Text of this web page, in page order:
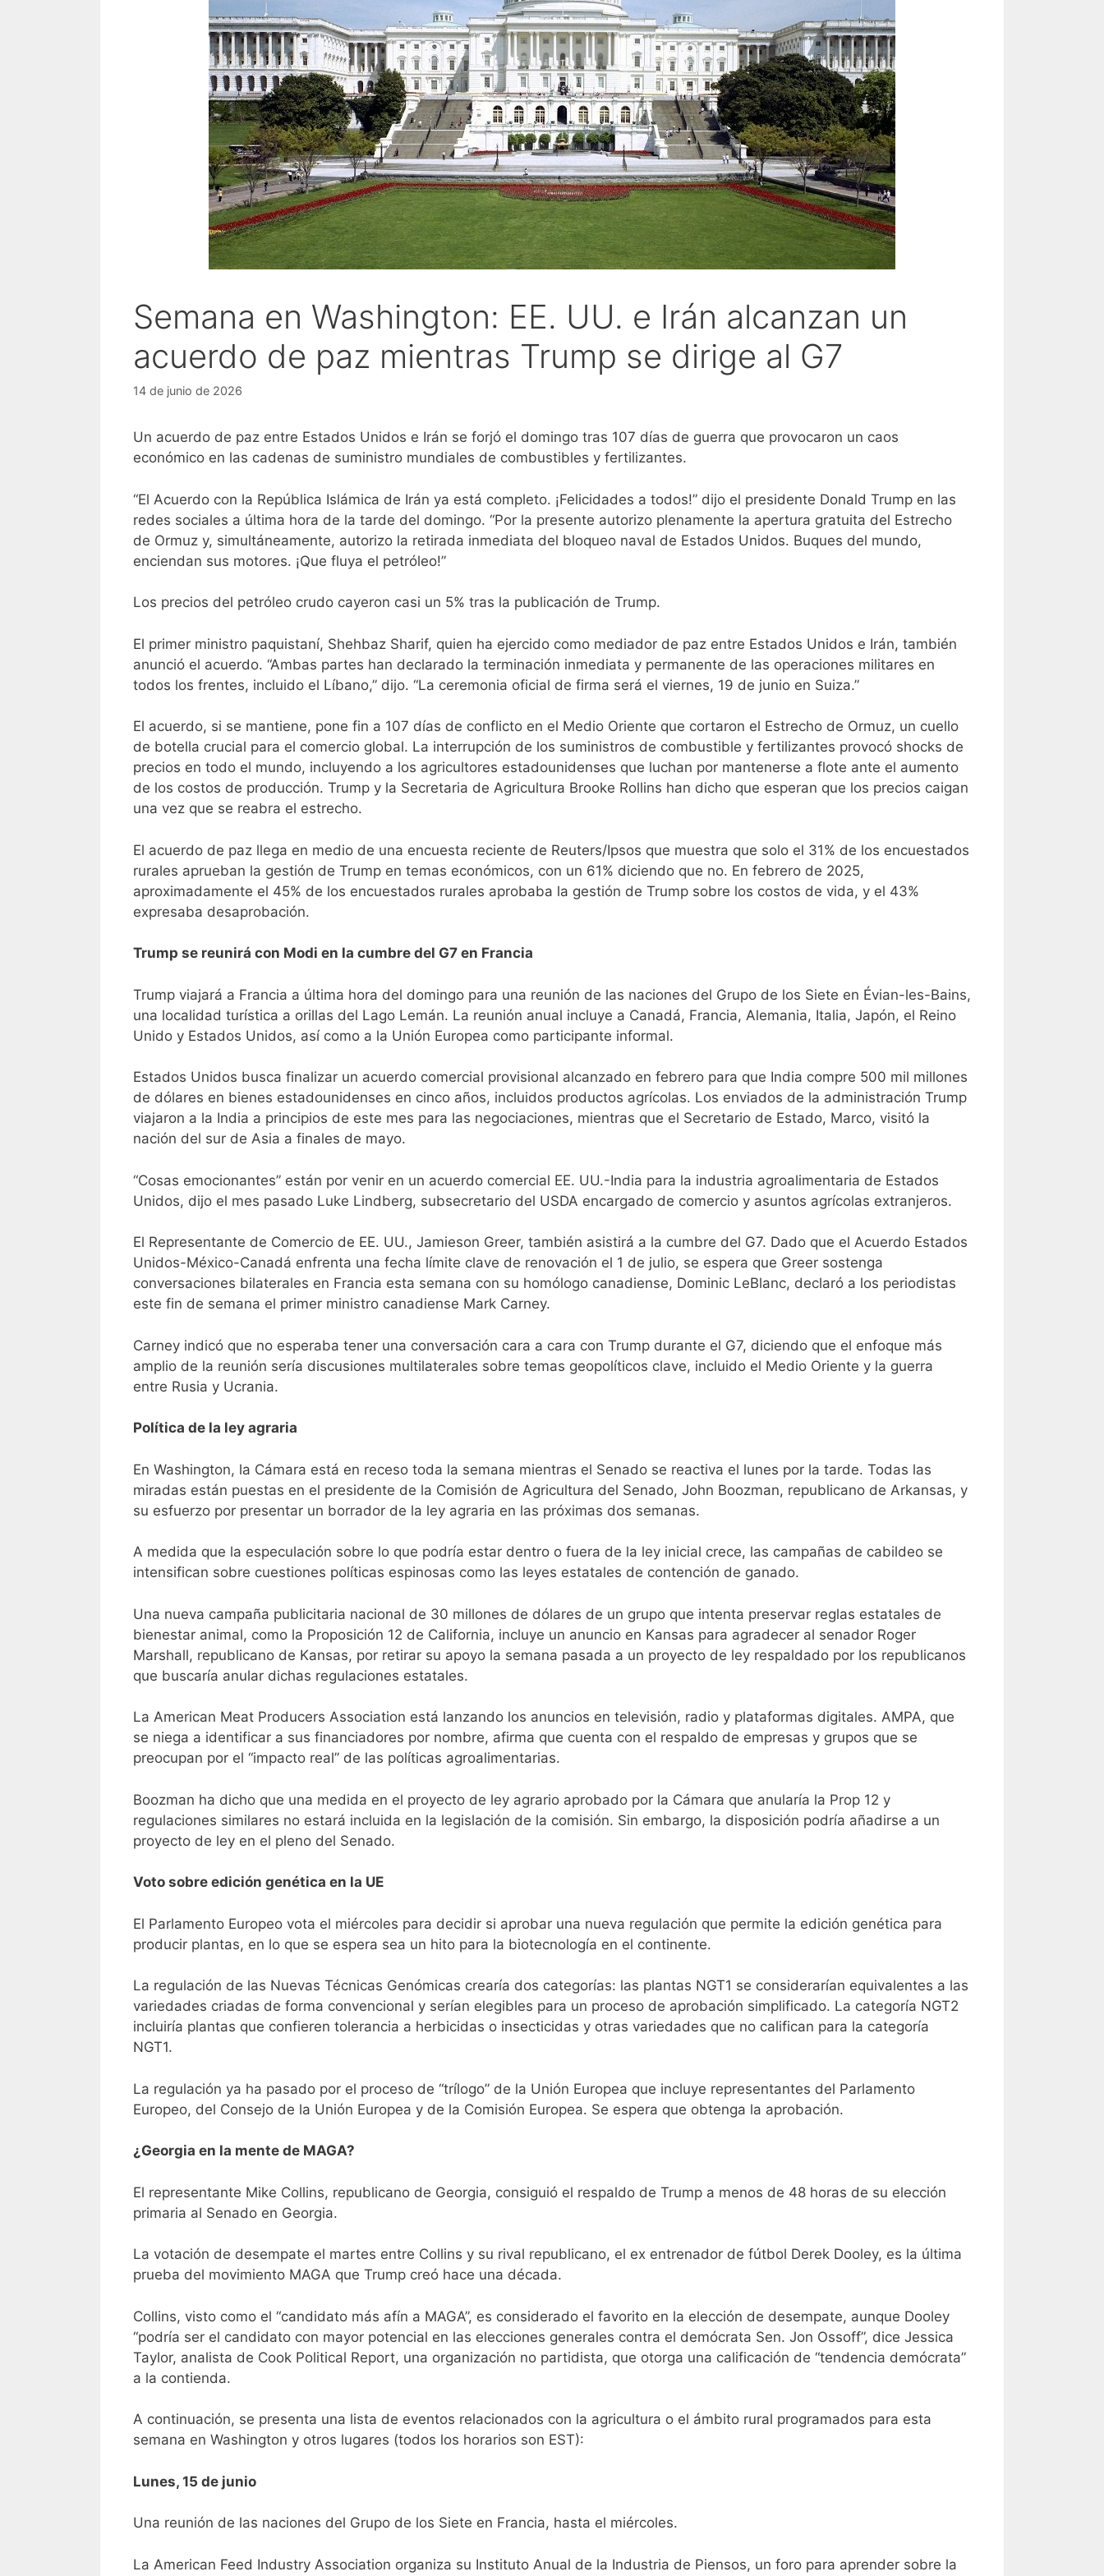
Semana en Washington: EE. UU. e Irán alcanzan un
acuerdo de paz mientras Trump se dirige al G7
14 de junio de 2026
Un acuerdo de paz entre Estados Unidos e Irán se forjó el domingo tras 107 días de guerra que provocaron un caos
económico en las cadenas de suministro mundiales de combustibles y fertilizantes.
“El Acuerdo con la República Islámica de Irán ya está completo. ¡Felicidades a todos!” dijo el presidente Donald Trump en las
redes sociales a última hora de la tarde del domingo. “Por la presente autorizo plenamente la apertura gratuita del Estrecho
de Ormuz y, simultáneamente, autorizo la retirada inmediata del bloqueo naval de Estados Unidos. Buques del mundo,
enciendan sus motores. ¡Que fluya el petróleo!”
Los precios del petróleo crudo cayeron casi un 5% tras la publicación de Trump.
El primer ministro paquistaní, Shehbaz Sharif, quien ha ejercido como mediador de paz entre Estados Unidos e Irán, también
anunció el acuerdo. “Ambas partes han declarado la terminación inmediata y permanente de las operaciones militares en
todos los frentes, incluido el Líbano,” dijo. “La ceremonia oficial de firma será el viernes, 19 de junio en Suiza.”
El acuerdo, si se mantiene, pone fin a 107 días de conflicto en el Medio Oriente que cortaron el Estrecho de Ormuz, un cuello
de botella crucial para el comercio global. La interrupción de los suministros de combustible y fertilizantes provocó shocks de
precios en todo el mundo, incluyendo a los agricultores estadounidenses que luchan por mantenerse a flote ante el aumento
de los costos de producción. Trump y la Secretaria de Agricultura Brooke Rollins han dicho que esperan que los precios caigan
una vez que se reabra el estrecho.
El acuerdo de paz llega en medio de una encuesta reciente de Reuters/Ipsos que muestra que solo el 31% de los encuestados
rurales aprueban la gestión de Trump en temas económicos, con un 61% diciendo que no. En febrero de 2025,
aproximadamente el 45% de los encuestados rurales aprobaba la gestión de Trump sobre los costos de vida, y el 43%
expresaba desaprobación.
Trump se reunirá con Modi en la cumbre del G7 en Francia
Trump viajará a Francia a última hora del domingo para una reunión de las naciones del Grupo de los Siete en Évian-les-Bains,
una localidad turística a orillas del Lago Lemán. La reunión anual incluye a Canadá, Francia, Alemania, Italia, Japón, el Reino
Unido y Estados Unidos, así como a la Unión Europea como participante informal.
Estados Unidos busca finalizar un acuerdo comercial provisional alcanzado en febrero para que India compre 500 mil millones
de dólares en bienes estadounidenses en cinco años, incluidos productos agrícolas. Los enviados de la administración Trump
viajaron a la India a principios de este mes para las negociaciones, mientras que el Secretario de Estado, Marco, visitó la
nación del sur de Asia a finales de mayo.
“Cosas emocionantes” están por venir en un acuerdo comercial EE. UU.-India para la industria agroalimentaria de Estados
Unidos, dijo el mes pasado Luke Lindberg, subsecretario del USDA encargado de comercio y asuntos agrícolas extranjeros.
El Representante de Comercio de EE. UU., Jamieson Greer, también asistirá a la cumbre del G7. Dado que el Acuerdo Estados
Unidos-México-Canadá enfrenta una fecha límite clave de renovación el 1 de julio, se espera que Greer sostenga
conversaciones bilaterales en Francia esta semana con su homólogo canadiense, Dominic LeBlanc, declaró a los periodistas
este fin de semana el primer ministro canadiense Mark Carney.
Carney indicó que no esperaba tener una conversación cara a cara con Trump durante el G7, diciendo que el enfoque más
amplio de la reunión sería discusiones multilaterales sobre temas geopolíticos clave, incluido el Medio Oriente y la guerra
entre Rusia y Ucrania.
Política de la ley agraria
En Washington, la Cámara está en receso toda la semana mientras el Senado se reactiva el lunes por la tarde. Todas las
miradas están puestas en el presidente de la Comisión de Agricultura del Senado, John Boozman, republicano de Arkansas, y
su esfuerzo por presentar un borrador de la ley agraria en las próximas dos semanas.
A medida que la especulación sobre lo que podría estar dentro o fuera de la ley inicial crece, las campañas de cabildeo se
intensifican sobre cuestiones políticas espinosas como las leyes estatales de contención de ganado.
Una nueva campaña publicitaria nacional de 30 millones de dólares de un grupo que intenta preservar reglas estatales de
bienestar animal, como la Proposición 12 de California, incluye un anuncio en Kansas para agradecer al senador Roger
Marshall, republicano de Kansas, por retirar su apoyo la semana pasada a un proyecto de ley respaldado por los republicanos
que buscaría anular dichas regulaciones estatales.
La American Meat Producers Association está lanzando los anuncios en televisión, radio y plataformas digitales. AMPA, que
se niega a identificar a sus financiadores por nombre, afirma que cuenta con el respaldo de empresas y grupos que se
preocupan por el “impacto real” de las políticas agroalimentarias.
Boozman ha dicho que una medida en el proyecto de ley agrario aprobado por la Cámara que anularía la Prop 12 y
regulaciones similares no estará incluida en la legislación de la comisión. Sin embargo, la disposición podría añadirse a un
proyecto de ley en el pleno del Senado.
Voto sobre edición genética en la UE
El Parlamento Europeo vota el miércoles para decidir si aprobar una nueva regulación que permite la edición genética para
producir plantas, en lo que se espera sea un hito para la biotecnología en el continente.
La regulación de las Nuevas Técnicas Genómicas crearía dos categorías: las plantas NGT1 se considerarían equivalentes a las
variedades criadas de forma convencional y serían elegibles para un proceso de aprobación simplificado. La categoría NGT2
incluiría plantas que confieren tolerancia a herbicidas o insecticidas y otras variedades que no califican para la categoría
NGT1.
La regulación ya ha pasado por el proceso de “trílogo” de la Unión Europea que incluye representantes del Parlamento
Europeo, del Consejo de la Unión Europea y de la Comisión Europea. Se espera que obtenga la aprobación.
¿Georgia en la mente de MAGA?
El representante Mike Collins, republicano de Georgia, consiguió el respaldo de Trump a menos de 48 horas de su elección
primaria al Senado en Georgia.
La votación de desempate el martes entre Collins y su rival republicano, el ex entrenador de fútbol Derek Dooley, es la última
prueba del movimiento MAGA que Trump creó hace una década.
Collins, visto como el “candidato más afín a MAGA”, es considerado el favorito en la elección de desempate, aunque Dooley
“podría ser el candidato con mayor potencial en las elecciones generales contra el demócrata Sen. Jon Ossoff”, dice Jessica
Taylor, analista de Cook Political Report, una organización no partidista, que otorga una calificación de “tendencia demócrata”
a la contienda.
A continuación, se presenta una lista de eventos relacionados con la agricultura o el ámbito rural programados para esta
semana en Washington y otros lugares (todos los horarios son EST):
Lunes, 15 de junio
Una reunión de las naciones del Grupo de los Siete en Francia, hasta el miércoles.
La American Feed Industry Association organiza su Instituto Anual de la Industria de Piensos, un foro para aprender sobre la